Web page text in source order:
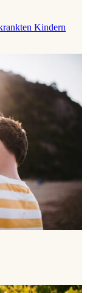
Kindern